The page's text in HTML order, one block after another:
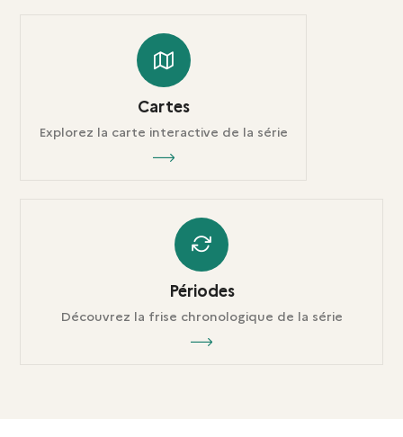
Cartes
Explorez la carte interactive de la série
Périodes
Découvrez la frise chronologique de la série